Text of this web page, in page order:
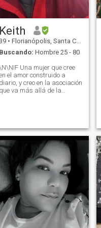
Keith
• Florianópolis, Santa Catarina, Brasil
Buscando: Hombre 25 - 80
Una mujer que cree
el amor construido a
diario, y creo en la asociación
que va más allá de la
lo que quiero Soy
me gusta correr
lo que se necesita para
mí y mi familia para vivir
bien No estoy aquí para
ni para historias
superficiales y encuentros
casuales de una noche.
a alguien que valore
el alma, la presencia, el
Alguien que
quiere crecer juntos,
compartir alegrías y superar